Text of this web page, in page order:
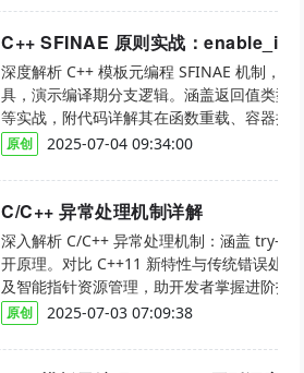
深度解析 C++ 模板元编程 SFINAE 机制，
具，演示编译期分支逻辑。涵盖返回值类型
等实战，附代码详解其在函数重载、容器操
导，规避实例化错误，提升泛型编程效率。
原创 2025-07-04 09:34:00
C/C++ 异常处理机制详解
深入解析 C/C++ 异常处理机制：涵盖 try-
开原理。对比 C++11 新特性与传统错误处
及智能指针资源管理，助开发者掌握进阶技
原创 2025-07-03 07:09:38